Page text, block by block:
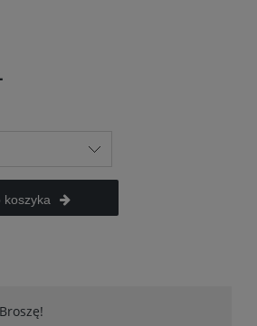
koszyka